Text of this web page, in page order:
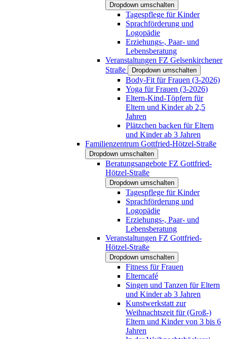
Dropdown umschalten
Tagespflege für Kinder
Sprachförderung und
Logopädie
Erziehungs-, Paar- und
Lebensberatung
Veranstaltungen FZ Gelsenkirchener
Straße
Dropdown umschalten
Body-Fit für Frauen (3-2026)
Yoga für Frauen (3-2026)
Eltern-Kind-Töpfern für
Eltern und Kinder ab 2,5
Jahren
Plätzchen backen für Eltern
und Kinder ab 3 Jahren
Familienzentrum Gottfried-Hötzel-Straße
Dropdown umschalten
Beratungsangebote FZ Gottfried-
Hötzel-Straße
Dropdown umschalten
Tagespflege für Kinder
Sprachförderung und
Logopädie
Erziehungs-, Paar- und
Lebensberatung
Veranstaltungen FZ Gottfried-
Hötzel-Straße
Dropdown umschalten
Fitness für Frauen
Elterncafé
Singen und Tanzen für Eltern
und Kinder ab 3 Jahren
Kunstwerkstatt zur
Weihnachtszeit für (Groß-)
Eltern und Kinder von 3 bis 6
Jahren